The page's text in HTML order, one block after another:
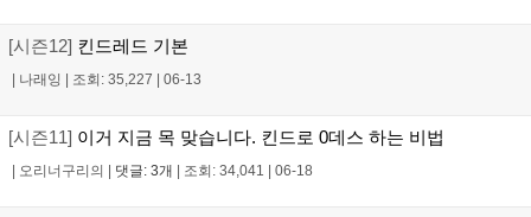
[시즌12] 킨드레드 기본
나래잉 조회: 35,227 06-13
[시즌11] 이거 지금 목 맞습니다. 킨드로 0데스 하는 비법
오리너구리의 댓글: 3개 조회: 34,041 06-18